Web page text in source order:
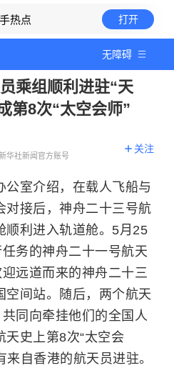
热点 打开
无障碍
乘组顺利进驻“天
第8次“太空会师”
华社新闻官方账号
关注
公室介绍，在载人飞船与
对接后，神舟二十三号航
顺利进入轨道舱。5月25
务的神舟二十一号航天
迎远道而来的神舟二十三
空间站。随后，两个航天
共同向牵挂他们的全国人
天史上第8次“太空会
来自香港的航天员进驻。